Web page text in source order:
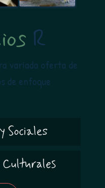
Sociales
Culturales
R
variada oferta de
de enfoque